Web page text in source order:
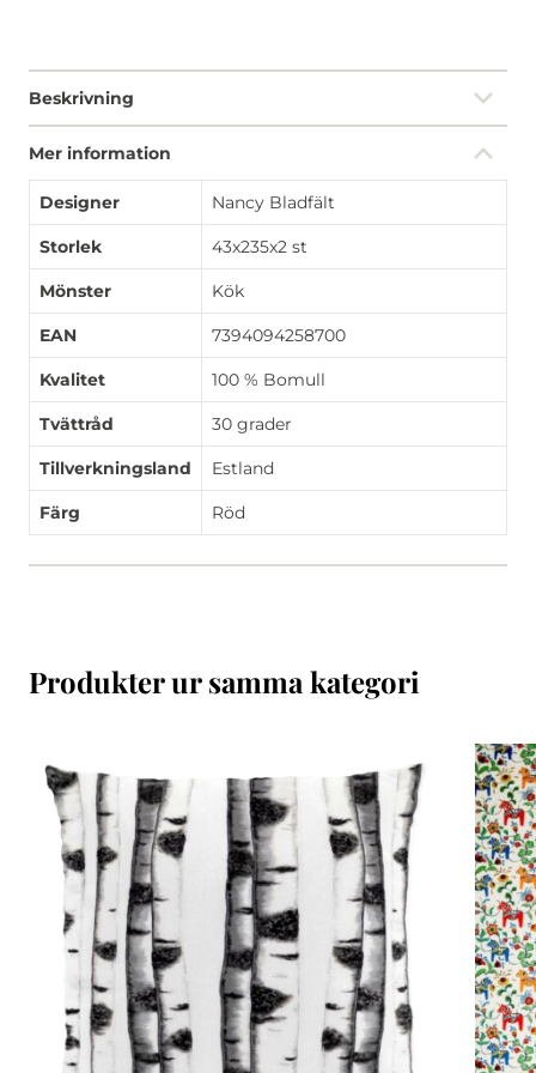
Beskrivning
Mer information
Designer Nancy Bladfält
Storlek 43x235x2 st
Mönster Kök
EAN 7394094258700
Kvalitet 100 % Bomull
Tvättråd 30 grader
Tillverkningsland Estland
Färg Röd
Produkter ur samma kategori